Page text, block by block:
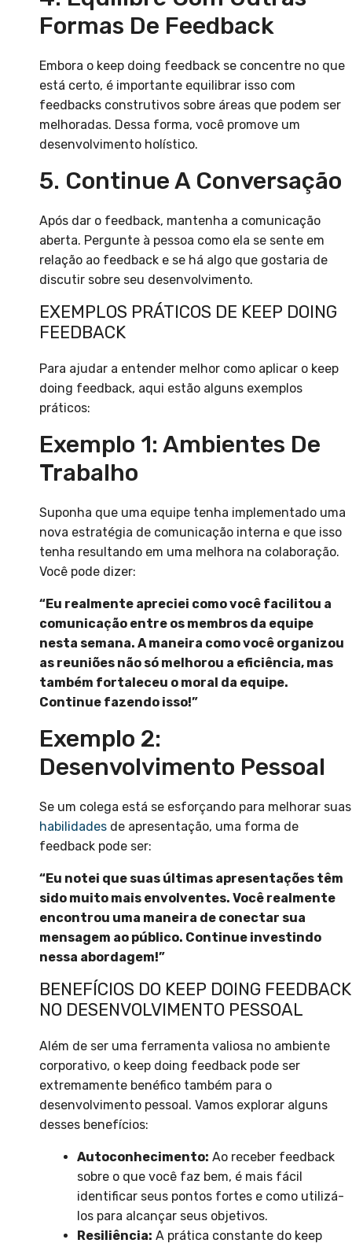
Formas De Feedback
Embora o keep doing feedback se concentre no que
está certo, é importante equilibrar isso com
feedbacks construtivos sobre áreas que podem ser
melhoradas. Dessa forma, você promove um
desenvolvimento holístico.
5. Continue A Conversação
Após dar o feedback, mantenha a comunicação
aberta. Pergunte à pessoa como ela se sente em
relação ao feedback e se há algo que gostaria de
discutir sobre seu desenvolvimento.
EXEMPLOS PRÁTICOS DE KEEP DOING
FEEDBACK
Para ajudar a entender melhor como aplicar o keep
doing feedback, aqui estão alguns exemplos
práticos:
Exemplo 1: Ambientes De
Trabalho
Suponha que uma equipe tenha implementado uma
nova estratégia de comunicação interna e que isso
tenha resultando em uma melhora na colaboração.
Você pode dizer:
“Eu realmente apreciei como você facilitou a
comunicação entre os membros da equipe
nesta semana. A maneira como você organizou
as reuniões não só melhorou a eficiência, mas
também fortaleceu o moral da equipe.
Continue fazendo isso!”
Exemplo 2:
Desenvolvimento Pessoal
Se um colega está se esforçando para melhorar suas
habilidades de apresentação, uma forma de
feedback pode ser:
“Eu notei que suas últimas apresentações têm
sido muito mais envolventes. Você realmente
encontrou uma maneira de conectar sua
mensagem ao público. Continue investindo
nessa abordagem!”
BENEFÍCIOS DO KEEP DOING FEEDBACK
NO DESENVOLVIMENTO PESSOAL
Além de ser uma ferramenta valiosa no ambiente
corporativo, o keep doing feedback pode ser
extremamente benéfico também para o
desenvolvimento pessoal. Vamos explorar alguns
desses benefícios:
Autoconhecimento: Ao receber feedback
sobre o que você faz bem, é mais fácil
identificar seus pontos fortes e como utilizá-
los para alcançar seus objetivos.
Resiliência: A prática constante do keep